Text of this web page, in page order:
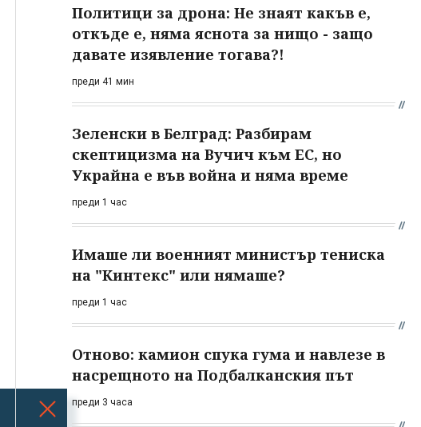
Политици за дрона: Не знаят какъв е,
откъде е, няма яснота за нищо - защо
давате изявление тогава?!
преди 41 мин
Зеленски в Белград: Разбирам
скептицизма на Вучич към ЕС, но
Украйна е във война и няма време
преди 1 час
Имаше ли военният министър тениска
на "Кинтекс" или нямаше?
преди 1 час
Отново: камион спука гума и навлезе в
насрещното на Подбалканския път
преди 3 часа